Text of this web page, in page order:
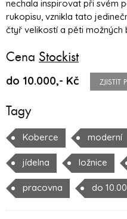
nechala inspirovat při svém
rukopisu, vznikla tato
čtyř velikostí a pěti možných
Cena Stockist
do 10.000,- Kč ZJISTIT
Tagy
Koberce moderní
jídelna ložnice
pracovna do